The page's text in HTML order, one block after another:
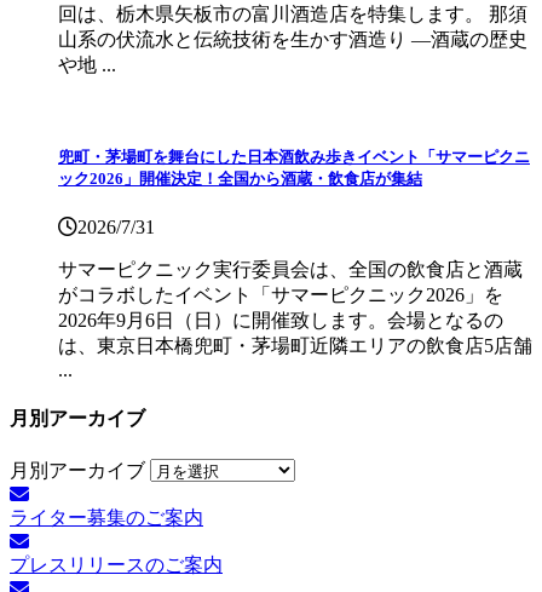
回は、栃木県矢板市の富川酒造店を特集します。 那須
山系の伏流水と伝統技術を生かす酒造り ―酒蔵の歴史
や地 ...
兜町・茅場町を舞台にした日本酒飲み歩きイベント「サマーピクニ
ック2026」開催決定！全国から酒蔵・飲食店が集結
2026/7/31
サマーピクニック実⾏委員会は、全国の飲⾷店と酒蔵
がコラボしたイベント「サマーピクニック2026」を
2026年9月6日（日）に開催致します。会場となるの
は、東京日本橋兜町・茅場町近隣エリアの飲食店5店舗
...
月別アーカイブ
月別アーカイブ
ライター募集のご案内
プレスリリースのご案内